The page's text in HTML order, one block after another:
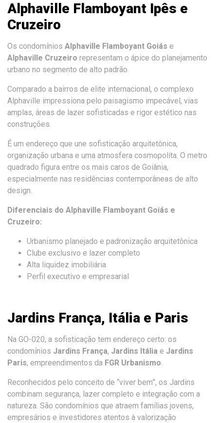
Alphaville Flamboyant Ipês e
Cruzeiro
Os condomínios Alphaville Flamboyant Goiás e
Alphaville Cruzeiro representam o ápice do planejamento
urbano no segmento de alto padrão.
Comparado a bairros de elite internacional, o complexo
Alphaville impressiona pelo paisagismo impecável, vias
amplas, áreas de lazer sofisticadas e rigor estético nas
construções.
É um endereço que une sofisticação arquitetônica,
organização urbana e uma atmosfera cosmopolita. O metro
quadrado figura entre os mais caros de Goiânia,
especialmente nas residências contemporâneas de alto
design.
Diferenciais do Alphaville Flamboyant Goiás e
Cruzeiro:
Urbanismo planejado e padronização arquitetônica
Clube exclusivo e lazer completo
Alta liquidez imobiliária
Perfil executivo e empresarial
Jardins França, Itália e Paris
Na GO-020, a sofisticação tem endereço certo: os
condomínios Jardins França, Jardins Itália e Jardins
Paris, empreendimentos da FGR Urbanismo.
Reconhecidos pelo conceito de “viver bem”, os Jardins
combinam segurança, lazer completo e integração com a
natureza. São condomínios que atraem famílias jovens,
empresários e investidores atentos à valorização